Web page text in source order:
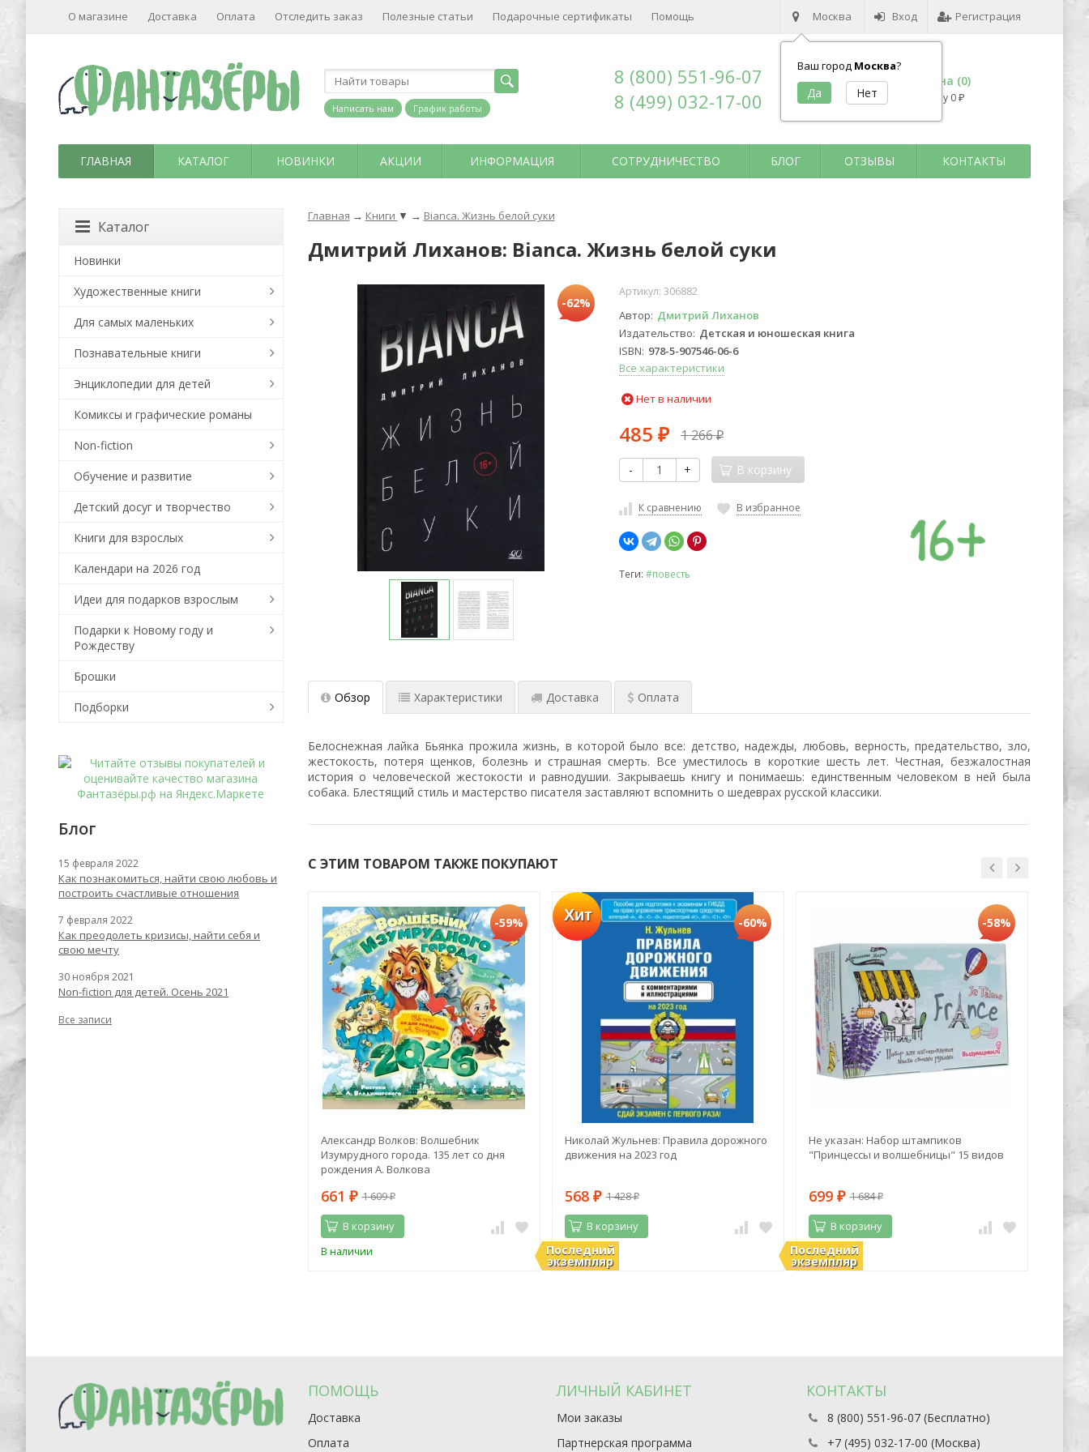
Москва
Ваш город Москва?
Вход Регистрация
О магазине Доставка Оплата Отследить заказ Полезные статьи Подарочные сертификаты Помощь
Написать нам График работы
8 (800) 551-96-07
8 (499) 032-17-00
Корзина (0)
на сумму 0 ₽
ГЛАВНАЯ КАТАЛОГ НОВИНКИ АКЦИИ ИНФОРМАЦИЯ СОТРУДНИЧЕСТВО БЛОГ ОТЗЫВЫ КОНТАКТЫ
Главная → Книги ▼ → Bianca. Жизнь белой суки
Дмитрий Лиханов: Bianca. Жизнь белой суки
-62%
Артикул: 306882
Автор Дмитрий Лиханов
Издательство Детская и юношеская книга
ISBN 978-5-907546-06-6
Все характеристики
Нет в наличии
485 ₽ 1 266₽
- + В корзину
К сравнению В избранное
Теги: #повесть
Обзор Характеристики Доставка Оплата
Белоснежная лайка Бьянка прожила жизнь, в которой было все: детство, надежды, любовь, верность, предательство, зло,
жестокость, потеря щенков, болезнь и страшная смерть. Все уместилось в короткие шесть лет. Честная, безжалостная
история о человеческой жестокости и равнодушии. Закрываешь книгу и понимаешь: единственным человеком в ней была
собака. Блестящий стиль и мастерство писателя заставляют вспомнить о шедеврах русской классики.
С ЭТИМ ТОВАРОМ ТАКЖЕ ПОКУПАЮТ
-55% -59%
Александр Волков: Волшебник
Изумрудного города. 135 лет со дня
рождения А. Волкова
661 ₽ 1 609₽
В корзину
В наличии
Хит
Последний
экземпляр
-60%
Николай Жульнев: Правила дорожного
движения на 2023 год
568 ₽ 1 428₽
В корзину
В наличии Последний
экземпляр
-58%
Не указан: Набор штампиков
"Принцессы и волшебницы" 15 видов
699 ₽ 1 684₽
В корзину
В наличии
401
Каталог
Новинки
Художественные книги
Для самых маленьких
Познавательные книги
Энциклопедии для детей
Комиксы и графические романы
Non-fiction
Обучение и развитие
Детский досуг и творчество
Книги для взрослых
Календари на 2026 год
Идеи для подарков взрослым
Подарки к Новому году и
Рождеству
Брошки
Подборки
Блог
15 февраля 2022
Как познакомиться, найти свою любовь и
построить счастливые отношения
7 февраля 2022
Как преодолеть кризисы, найти себя и
свою мечту
30 ноября 2021
Non-fiction для детей. Осень 2021
Все записи
ПОМОЩЬ
Доставка
Оплата
ЛИЧНЫЙ КАБИНЕТ
Мои заказы
Партнерская программа
КОНТАКТЫ
8 (800) 551-96-07 (Бесплатно)
+7 (495) 032-17-00 (Москва)